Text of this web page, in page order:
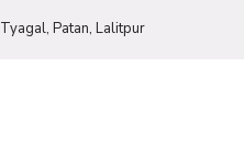
Tyagal, Patan, Lalitpur